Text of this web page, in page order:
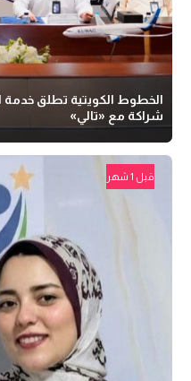
الخطوط الكويتية تطلق خدمة
شراكة مع «تالي»
قبل 1 شهر